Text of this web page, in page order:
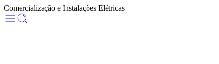
Comercialização e Instalações Elétricas